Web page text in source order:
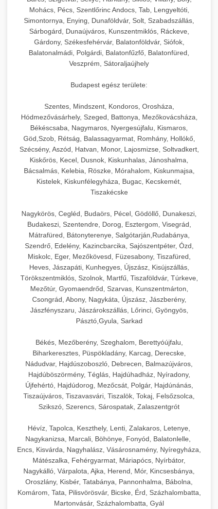
hőmérséklet-szabályozással.
chef-iparikonyhagepek.hu
kereskedelmi sütősütő
Professzionális hűtőegységek és hűtőkamrák
kereskedelmi konyhák számára.
Energiahatékony hűtési megoldások nagy
kapacitással.
chef-iparikonyhagepek.hu
kereskedelmi hűtőegység
💧 26. Ipari Mosogatógép +
Kereskedelmi mosogatóberendezések nagy
forgalmú éttermi műveletekhez. Gyors tisztítási
ciklusok fertőtlenítési képességekkel.
kereskedelmi mosogatógép
🧀 27. Ipari Sajtreszelő Gép
Ipari sajtreszelők és aprítógépek kereskedelmi
méretek különböző alkalmazásokhoz.
chef-iparikonyhagepek.hu
kereskedelmi sajtreszelő
🍳 28. Nagykonyhai
Berendezések
+
Teljes körű nagykonyhai berendezések és
professzionális vendéglátóipari kellékek.
Minden, ami szükséges éttermi és catering
műveletekhez.
kereskedelmi konyhai megoldások
Mohács, Pécs, Szentlőrinc Andocs, Tab, Lengyeltóti,
Simontornya, Enying, Dunaföldvár, Solt, Szabadszállás,
Sárbogárd, Dunaújváros, Kunszentmiklós, Ráckeve,
Gárdony, Székesfehérvár, Balatonföldvár, Siófok,
Balatonalmádi, Polgárdi, Balatonfűzfő, Balatonfüred,
Veszprém, Sátoraljaújhely
Budapest egész területe:
Szentes, Mindszent, Kondoros, Orosháza,
Hódmezővásárhely, Szeged, Battonya, Mezőkovácsháza,
Békéscsaba, Nagymaros, Nyergesújfalu, Kismaros,
Göd,Szob, Rétság, Balassagyarmat, Romhány, Hollókő,
Szécsény, Aszód, Hatvan, Monor, Lajosmizse, Soltvadkert,
Kiskőrös, Kecel, Dusnok, Kiskunhalas, Jánoshalma,
Bácsalmás, Kelebia, Röszke, Mórahalom, Kiskunmajsa,
Kistelek, Kiskunfélegyháza, Bugac, Kecskemét,
Tiszakécske
Nagykörös, Cegléd, Budaörs, Pécel, Gödöllő, Dunakeszi,
Budakeszi, Szentendre, Dorog, Esztergom, Visegrád,
Mátrafüred, Bátonyterenye, Salgótarján,Rudabánya,
Szendrő, Edelény, Kazincbarcika, Sajószentpéter, Ózd,
Miskolc, Eger, Mezőkövesd, Füzesabony, Tiszafüred,
Heves, Jászapáti, Kunhegyes, Újszász, Kisújszállás,
Törökszentmiklós, Szolnok, Martfű, Tiszaföldvár, Túrkeve,
Mezőtúr, Gyomaendrőd, Szarvas, Kunszentmárton,
Csongrád, Abony, Nagykáta, Újszász, Jászberény,
Jászfényszaru, Jászárokszállás, Lőrinci, Gyöngyös,
Pásztó,Gyula, Sarkad
Békés, Mezőberény, Szeghalom, Berettyóújfalu,
Biharkeresztes, Püspökladány, Karcag, Derecske,
Nádudvar, Hajdúszoboszló, Debrecen, Balmazújváros,
Hajdúböszörmény, Téglás, Hajdúhadház, Nyíradony,
Újfehértó, Hajdúdorog, Mezőcsát, Polgár, Hajdúnánás,
Tiszaújváros, Tiszavasvári, Tiszalök, Tokaj, Felsőzsolca,
Szikszó, Szerencs, Sárospatak, Zalaszentgrót
Hévíz, Tapolca, Keszthely, Lenti, Zalakaros, Letenye,
Nagykanizsa, Marcali, Böhönye, Fonyód, Balatonlelle,
Encs, Kisvárda, Nagyhalász, Vásárosnamény, Nyíregyháza,
Mátészalka, Fehérgyarmat, Máriapócs, Nyírbátor,
Nagykálló, Várpalota, Ajka, Herend, Mór, Kincsesbánya,
Oroszlány, Kisbér, Tatabánya, Pannonhalma, Bábolna,
Komárom, Tata, Pilisvörösvár, Bicske, Érd, Százhalombatta,
Martonvásár, Százhalombatta, Gyál